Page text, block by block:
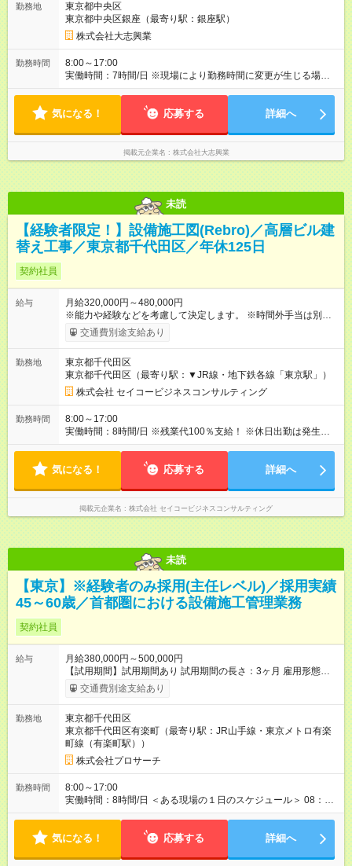
勤務地
東京都中央区
東京都中央区銀座（最寄り駅：銀座駅）
株式会社大志興業
勤務時間
8:00～17:00
実働時間：7時間/日 ※現場により勤務時間に変更が生じる場合が
あります。 ■休憩2時間（30分／1時間／30分）
気になる！ 応募する 詳細へ
掲載元企業名 株式会社大志興業
未読
【経験者限定！】設備施工図(Rebro)／高層ビル建
替え工事／東京都千代田区／年休125日
契約社員
給与
月給320,000円～480,000円
※能力や経験などを考慮して決定します。 ※時間外手当は別途支
給致します。 【試用期間】試用期間あり 試用期間の長さ：3ヶ
月 雇用形態、給与は本採用時と同じです。
交通費別途支給あり
勤務地
東京都千代田区
東京都千代田区（最寄り駅：▼JR線・地下鉄各線「東京駅」）
株式会社 セイコービジネスコンサルティング
勤務時間
8:00～17:00
実働時間：8時間/日 ※残業代100％支給！ ※休日出勤は発生した
場合は、振替休日の取得が可能です。
気になる！ 応募する 詳細へ
掲載元企業名 株式会社 セイコービジネスコンサルティング
未読
【東京】※経験者のみ採用(主任レベル)／採用実績
45～60歳／首都圏における設備施工管理業務
契約社員
給与
月給380,000円～500,000円
【試用期間】試用期間あり 試用期間の長さ：3ヶ月 雇用形態、
給与は本採用時と同じです。
交通費別途支給あり
勤務地
東京都千代田区
東京都千代田区有楽町（最寄り駅：JR山手線・東京メトロ有楽
町線（有楽町駅））
株式会社プロサーチ
勤務時間
8:00～17:00
実働時間：8時間/日 ＜ある現場の１日のスケジュール＞ 08：
00 朝礼 ミーティング KY運動 08：30 現場にて安全工程
安全工程管理 打合せ 書類作成 17：00 現場作業終了時の清
気になる！ 応募する 詳細へ